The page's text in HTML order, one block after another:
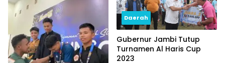
Daerah
Gubernur Jambi Tutup
Turnamen Al Haris Cup
2023